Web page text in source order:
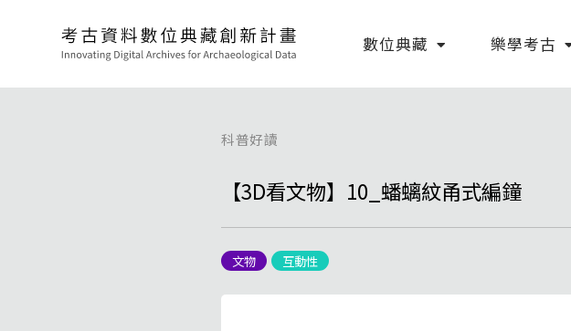
數位典藏 樂學考古
科普好讀
【3D看文物】10_蟠螭紋甬式編鐘
文物 互動性